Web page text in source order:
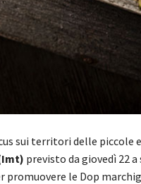
sui territori delle piccole
previsto da giovedì 22
le Dop